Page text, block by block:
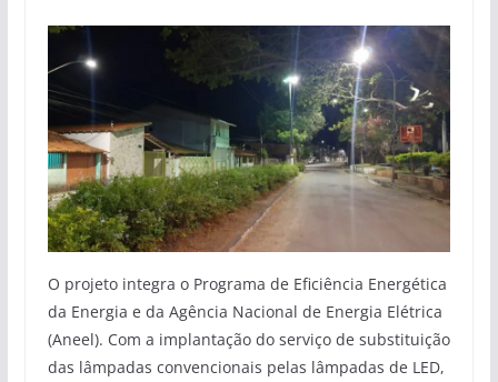
O projeto integra o Programa de Eficiência Energética
da Energia e da Agência Nacional de Energia Elétrica
(Aneel). Com a implantação do serviço de substituição
das lâmpadas convencionais pelas lâmpadas de LED,